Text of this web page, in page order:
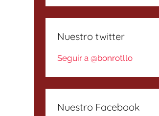
Nuestro twitter
Seguir a @bonrotllo
Nuestro Facebook